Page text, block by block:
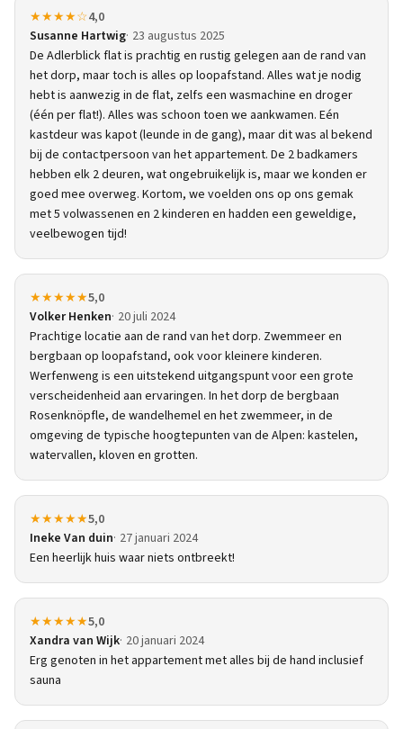
★★★★☆4,0
Susanne Hartwig 23 augustus 2025
De Adlerblick flat is prachtig en rustig gelegen aan de rand van
het dorp, maar toch is alles op loopafstand. Alles wat je nodig
hebt is aanwezig in de flat, zelfs een wasmachine en droger
(één per flat!). Alles was schoon toen we aankwamen. Eén
kastdeur was kapot (leunde in de gang), maar dit was al bekend
bij de contactpersoon van het appartement. De 2 badkamers
hebben elk 2 deuren, wat ongebruikelijk is, maar we konden er
goed mee overweg. Kortom, we voelden ons op ons gemak
met 5 volwassenen en 2 kinderen en hadden een geweldige,
veelbewogen tijd!
★★★★★5,0
Volker Henken 20 juli 2024
Prachtige locatie aan de rand van het dorp. Zwemmeer en
bergbaan op loopafstand, ook voor kleinere kinderen.
Werfenweng is een uitstekend uitgangspunt voor een grote
verscheidenheid aan ervaringen. In het dorp de bergbaan
Rosenknöpfle, de wandelhemel en het zwemmeer, in de
omgeving de typische hoogtepunten van de Alpen: kastelen,
watervallen, kloven en grotten.
★★★★★5,0
Ineke Van duin 27 januari 2024
Een heerlijk huis waar niets ontbreekt!
★★★★★5,0
Xandra van Wijk 20 januari 2024
Erg genoten in het appartement met alles bij de hand inclusief
sauna